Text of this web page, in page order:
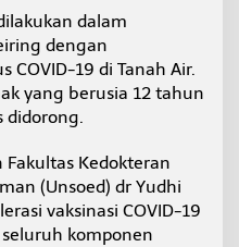
dalam
dengan
COVID-19 di Tanah Air.
yang berusia 12 tahun
didorong.
Kedokteran
(Unsoed) dr Yudhi
vaksinasi COVID-19
komponen